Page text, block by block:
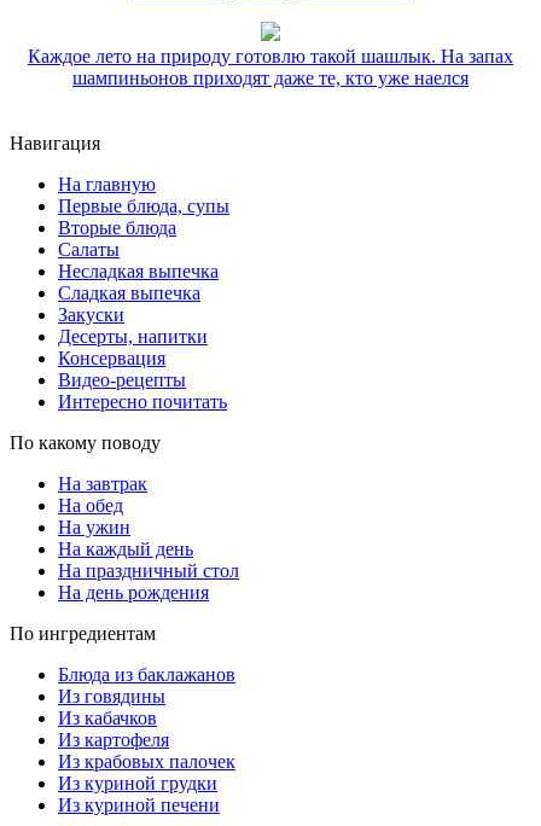
Каждое лето на природу готовлю такой шашлык. На запах
шампиньонов приходят даже те, кто уже наелся
Навигация
На главную
Первые блюда, супы
Вторые блюда
Салаты
Несладкая выпечка
Сладкая выпечка
Закуски
Десерты, напитки
Консервация
Видео-рецепты
Интересно почитать
По какому поводу
На завтрак
На обед
На ужин
На каждый день
На праздничный стол
На день рождения
По ингредиентам
Блюда из баклажанов
Из говядины
Из кабачков
Из картофеля
Из крабовых палочек
Из куриной грудки
Из куриной печени